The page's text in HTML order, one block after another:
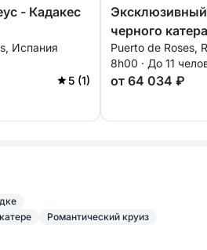
- Кадакес
Испания
5 (1)
черного
шкипером.
Puerto de Roses,
8h00 · До 11
от 64 034 ₽
Романтический круиз